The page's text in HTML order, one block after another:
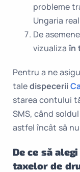
probleme
Ungaria
De
vizualizaîn
Pentru a ne
taledispecerii
starea contului
SMS, când
astfel încât să
De ce să
taxelor de